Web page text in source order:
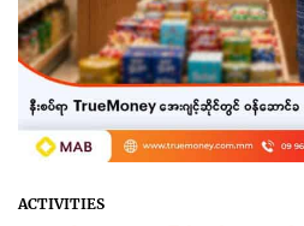
ACTIVITIES